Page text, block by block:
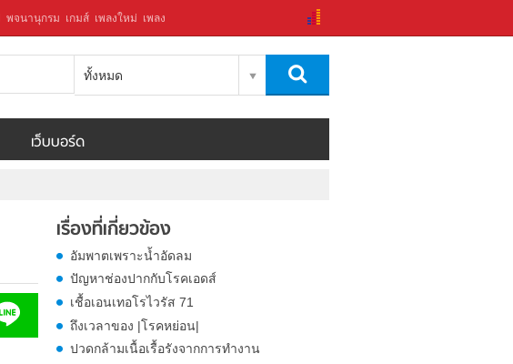
พจนานุกรม เกมส์ เพลงใหม่ เพลง
ทั้งหมด
เว็บบอร์ด
เรื่องที่เกี่ยวข้อง
อัมพาตเพราะน้ำอัดลม
ปัญหาช่องปากกับโรคเอดส์
เชื้อเอนเทอโรไวรัส 71
ถึงเวลาของ |โรคหย่อน|
ปวดกล้ามเนื้อเรื้อรังจากการทำงาน